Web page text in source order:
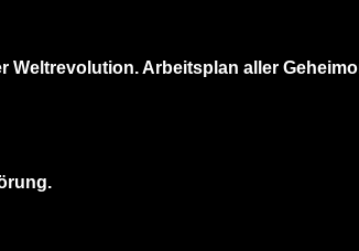
Weltrevolution. Arbeitsplan aller